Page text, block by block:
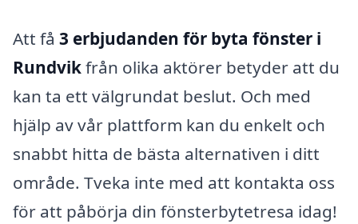
Att få 3 erbjudanden för byta fönster i
Rundvikfrån olika aktörer betyder att du
kan ta ett välgrundat beslut. Och med
hjälp av vår plattform kan du enkelt och
snabbt hitta de bästa alternativen i ditt
område. Tveka inte med att kontakta oss
för att påbörja din fönsterbytetresa idag!